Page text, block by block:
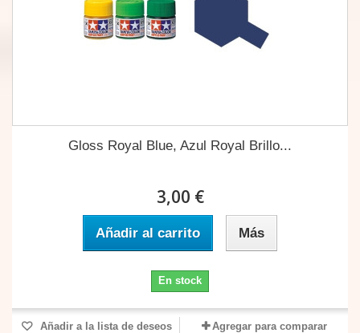
Gloss Royal Blue, Azul Royal Brillo...
3,00 €
Añadir al carrito Más
En stock
Añadir a la lista de deseos Agregar para comparar